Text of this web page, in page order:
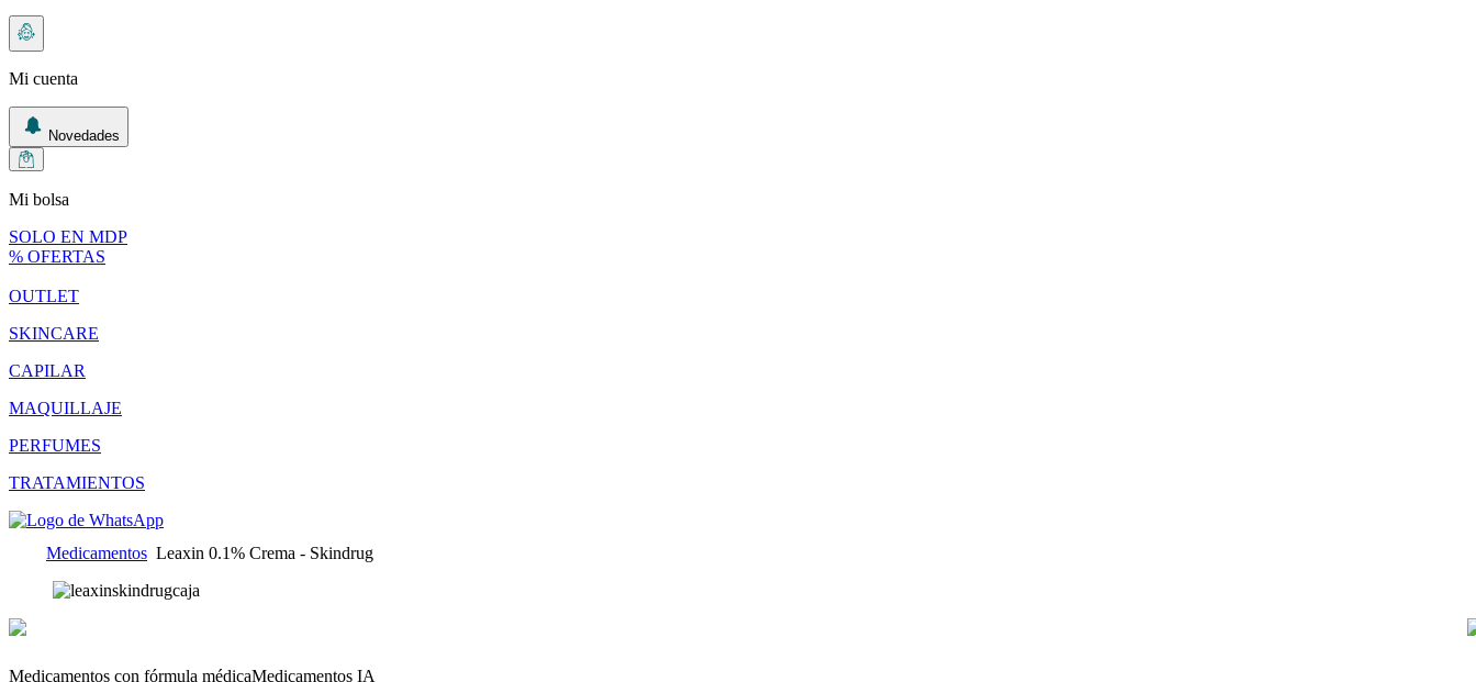
Mi cuenta
Novedades
Mi bolsa
SOLO EN MDP
% OFERTAS
OUTLET
SKINCARE
CAPILAR
MAQUILLAJE
PERFUMES
TRATAMIENTOS
Medicamentos Leaxin 0.1% Crema - Skindrug
Medicamentos con fórmula médicaMedicamentos IA